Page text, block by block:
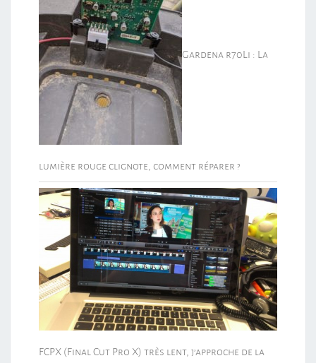
Gardena r70Li : La
lumière rouge clignote, comment réparer ?
FCPX (Final Cut Pro X) très lent, j’approche de la